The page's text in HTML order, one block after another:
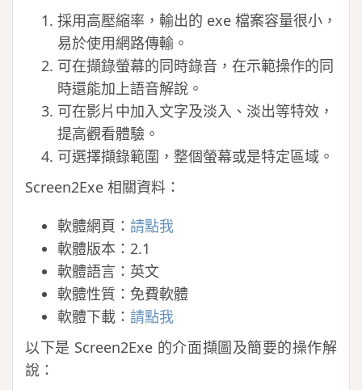
採用高壓縮率，輸出的 exe 檔案容量很小，
易於使用網路傳輸。
可在擷錄螢幕的同時錄音，在示範操作的同
時還能加上語音解說。
可在影片中加入文字及淡入、淡出等特效，
提高觀看體驗。
可選擇擷錄範圍，整個螢幕或是特定區域。
Screen2Exe 相關資料：
軟體網頁： 請點我
軟體版本：2.1
軟體語言：英文
軟體性質：免費軟體
軟體下載： 請點我
以下是 Screen2Exe 的介面擷圖及簡要的操作解
說：